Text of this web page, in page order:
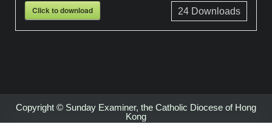
Click to download 24Downloads
Copyright © Sunday Examiner, the Catholic Diocese of Hong
Kong